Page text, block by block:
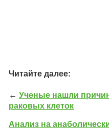
Читайте далее:
←Ученые нашли
раковых клеток
Анализ на